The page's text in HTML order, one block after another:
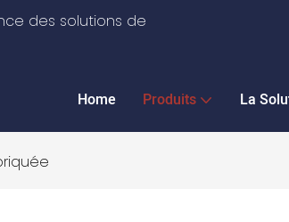
des solutions de
Home Produits La